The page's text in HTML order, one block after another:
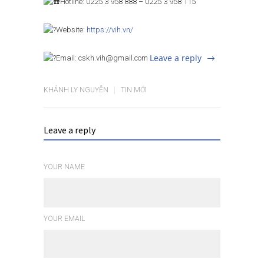
Website: https://vih.vn/
Email: cskh.vih@gmail.com Leave a reply
KHÁNH LY NGUYỄN TIN MỚI
Leave a reply
YOUR NAME
YOUR EMAIL